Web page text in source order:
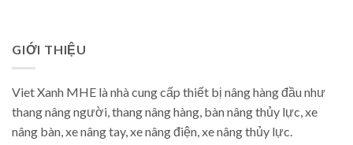
GIỚI THIỆU
Viet Xanh MHE là nhà cung cấp thiết bị nâng hàng đầu như
thang nâng người, thang nâng hàng, bàn nâng thủy lực, xe
nâng bàn, xe nâng tay, xe nâng điện, xe nâng thủy lực.